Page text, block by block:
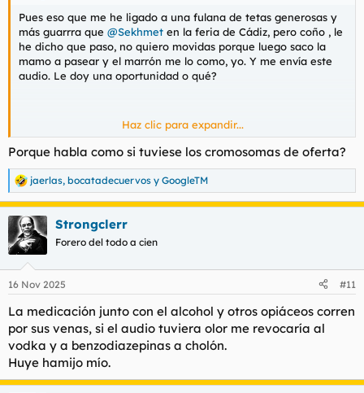
Pues eso que me he ligado a una fulana de tetas generosas y
más guarrra que @Sekhmet en la feria de Cádiz, pero coño , le
he dicho que paso, no quiero movidas porque luego saco la
mamo a pasear y el marrón me lo como, yo. Y me envía este
audio. Le doy una oportunidad o qué?
Ver el archivos adjunto 204064
Haz clic para expandir...
Porque habla como si tuviese los cromosomas de oferta?
R
e
a
c
c
i
e
:
jaerlas, bocatadecuervos y GoogleTM
Strongclerr
Forero del todo a cien
16 Nov 2025 #11
La medicación junto con el alcohol y otros opiáceos corren
por sus venas, si el audio tuviera olor me revocaría al
vodka y a benzodiazepinas a cholón.
Huye hamijo mío.